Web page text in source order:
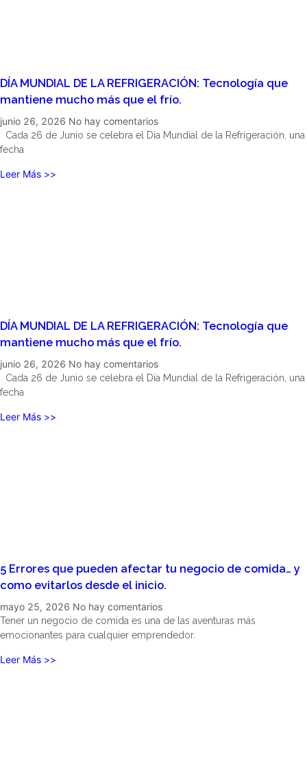
DÍA MUNDIAL DE LA REFRIGERACIÓN: Tecnología que
mantiene mucho más que el frío.
junio 26, 2026 No hay comentarios
Cada 26 de Junio se celebra el Día Mundial de la Refrigeración, una
fecha
Leer Más >>
DÍA MUNDIAL DE LA REFRIGERACIÓN: Tecnología que
mantiene mucho más que el frío.
junio 26, 2026 No hay comentarios
Cada 26 de Junio se celebra el Día Mundial de la Refrigeración, una
fecha
Leer Más >>
5 Errores que pueden afectar tu negocio de comida… y
como evitarlos desde el inicio.
mayo 25, 2026 No hay comentarios
Tener un negocio de comida es una de las aventuras más
emocionantes para cualquier emprendedor.
Leer Más >>